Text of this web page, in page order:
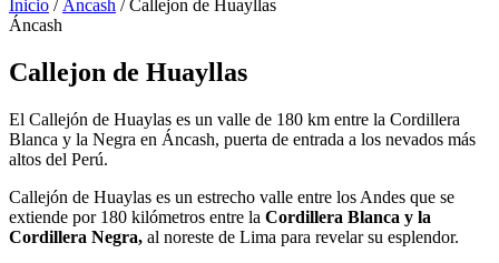
Inicio / Áncash / Callejon de Huayllas
Áncash
Callejon de Huayllas
El Callejón de Huaylas es un valle de 180 km entre la Cordillera
Blanca y la Negra en Áncash, puerta de entrada a los nevados más
altos del Perú.
Callejón de Huaylas es un estrecho valle entre los Andes que se
extiende por 180 kilómetros entre la Cordillera Blanca y la
Cordillera Negra, al noreste de Lima para revelar su esplendor.